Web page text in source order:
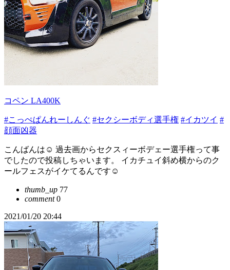
コペン LA400K
#こっぺぱんれーしんぐ #セクシーボディ選手権 #イカツイ #
顔面凶器
こんばんは☺️ 過去画からセクスィーボデェー選手権って事
でしたので投稿しちゃいます。 イカチュイ斜め横からのク
ールフェスがイケてるんです☺️
thumb_up 77
comment0
2021/01/20 20:44